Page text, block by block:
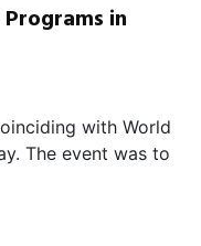
in
with World
The event was to